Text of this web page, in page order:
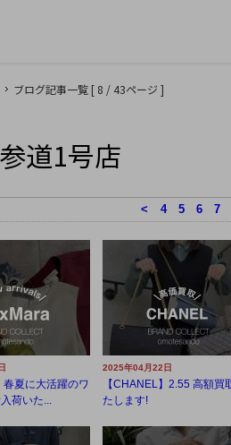
ブログ記事一覧 [ 8 / 43ページ ]
道1号店
< 4 5 6 7
春夏に大活躍のワ
荷いた...
2025年04月22日
【CHANEL】2.55 高額買
たします!